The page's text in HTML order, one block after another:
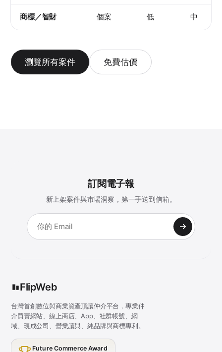
商標／智財 個案 低 中
瀏覽所有案件 免費估價
訂閱電子報
新上架案件與市場洞察，第一手送到信箱。
FlipWeb
台灣首創數位與商業資產頂讓仲介平台，專業仲
介買賣網站、線上商店、App、社群帳號、網
域、現成公司、營業讓與、純品牌與商標專利。
Future Commerce Award